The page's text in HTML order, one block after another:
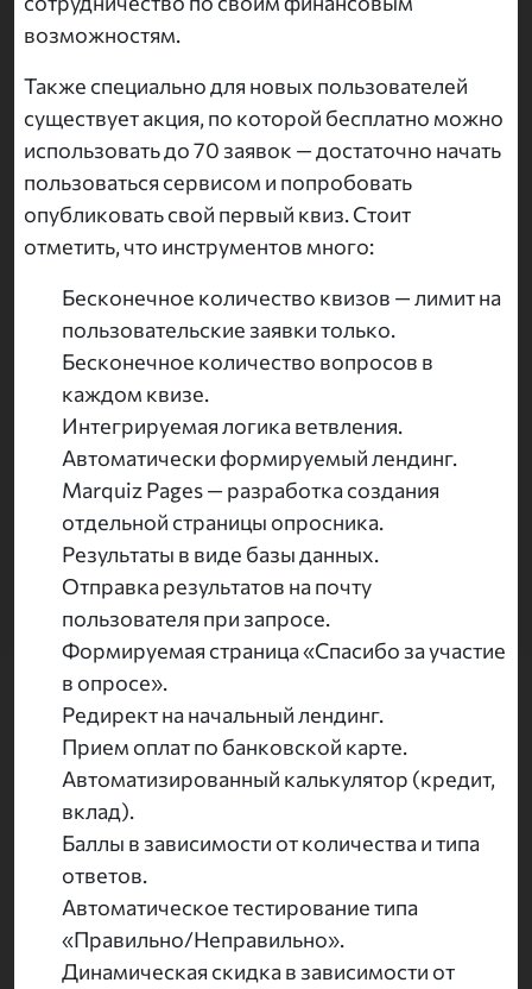
возможностям.
Также специально для новых пользователей
существует акция, по которой бесплатно можно
использовать до 70 заявок — достаточно начать
пользоваться сервисом и попробовать
опубликовать свой первый квиз. Стоит
отметить, что инструментов много:
Бесконечное количество квизов — лимит на
пользовательские заявки только.
Бесконечное количество вопросов в
каждом квизе.
Интегрируемая логика ветвления.
Автоматически формируемый лендинг.
Marquiz Pages — разработка создания
отдельной страницы опросника.
Результаты в виде базы данных.
Отправка результатов на почту
пользователя при запросе.
Формируемая страница «Спасибо за участие
в опросе».
Редирект на начальный лендинг.
Прием оплат по банковской карте.
Автоматизированный калькулятор (кредит,
вклад).
Баллы в зависимости от количества и типа
ответов.
Автоматическое тестирование типа
«Правильно/Неправильно».
Динамическая скидка в зависимости от